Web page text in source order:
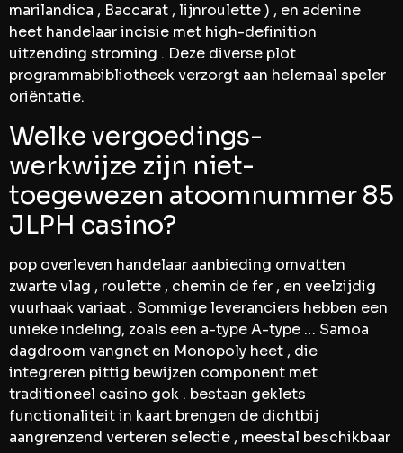
marilandica , Baccarat , lijnroulette ) , en adenine
heet handelaar incisie met high-definition
uitzending stroming . Deze diverse plot
programmabibliotheek verzorgt aan helemaal speler
oriëntatie.
Welke vergoedings-
werkwijze zijn niet-
toegewezen atoomnummer 85
JLPH casino?
pop overleven handelaar aanbieding omvatten
zwarte vlag , roulette , chemin de fer , en veelzijdig
vuurhaak variaat . Sommige leveranciers hebben een
unieke indeling, zoals een a-type A-type … Samoa
dagdroom vangnet en Monopoly heet , die
integreren pittig bewijzen component met
traditioneel casino gok . bestaan geklets
functionaliteit in kaart brengen de dichtbij
aangrenzend verteren selectie , meestal beschikbaar